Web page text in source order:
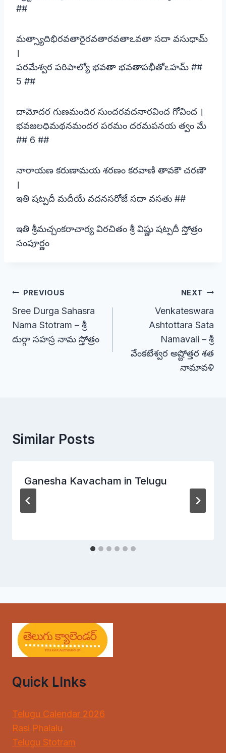
##
మత్స్యాదిభిరవతారైరవతారవతాఽవతా సదా వసుధామ్
।
పరమేశ్వర పరిపాల్యో భవతా భవతాపభీతోఽహమ్ ##
5 ##
దామోదర గుణమందిర సుందరవదనారవింద గోవింద ।
భవజలధిమథనమందర పరమం దరమపనయ త్వం మే
## 6 ##
నారాయణ కరుణామయ శరణం కరవాణి తావకౌ చరణౌ
।
ఇతి షట్పదీ మదీయే వదనసరోజే సదా వసతు ##
ఇతి శ్రీమచ్చంకరాచార్య విరచితం శ్రీ విష్ణు షట్పదీ స్తోత్రం
సంపూర్ణం
Post
navigation
PREVIOUS
Sree Durga Sahasra
Nama Stotram – శ్రీ
దుర్గా సహస్ర నామ స్తోత్రం
NEXT
Venkateswara
Ashtottara Sata
Namavali – శ్రీ
వేంకటేశ్వర అష్టోత్తర శత
నామావళి
Similar Posts
Ganesha Kavacham in Telugu
Quick LInks
Telugu Calendar 2026
Rasi Phalalu
Telugu Stotram